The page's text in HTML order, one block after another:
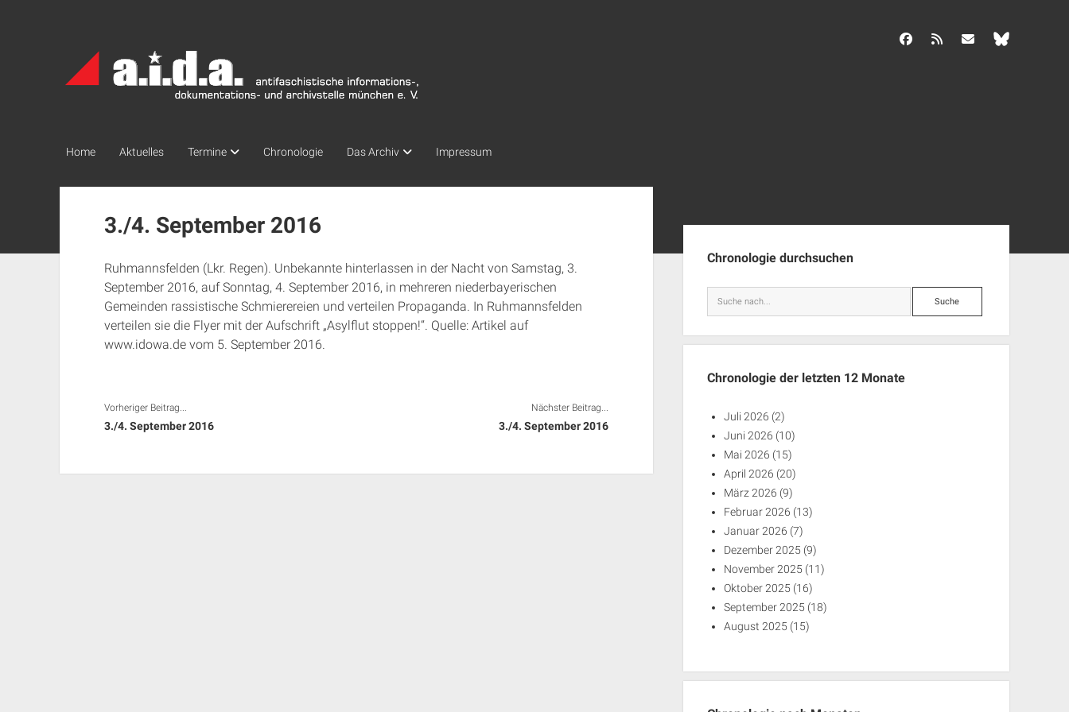
Archiv
München
facebook info@aida-archiv.de
Home Aktuelles Termine Chronologie Das Archiv Impressum
3./4. September 2016
Ruhmannsfelden (Lkr. Regen). Unbekannte hinterlassen in der Nacht von Samstag, 3.
September 2016, auf Sonntag, 4. September 2016, in mehreren niederbayerischen
Gemeinden rassistische Schmierereien und verteilen Propaganda. In Ruhmannsfelden
verteilen sie die Flyer mit der Aufschrift „Asylflut stoppen!“. Quelle: Artikel auf
www.idowa.de vom 5. September 2016.
Vorheriger Beitrag...
3./4. September 2016
Nächster Beitrag...
3./4. September 2016
Chronologie durchsuchen
Suche
Chronologie der letzten 12 Monate
Juli 2026 (2)
Juni 2026 (10)
Mai 2026 (15)
April 2026 (20)
März 2026 (9)
Februar 2026 (13)
Januar 2026 (7)
Dezember 2025 (9)
November 2025 (11)
Oktober 2025 (16)
September 2025 (18)
August 2025 (15)